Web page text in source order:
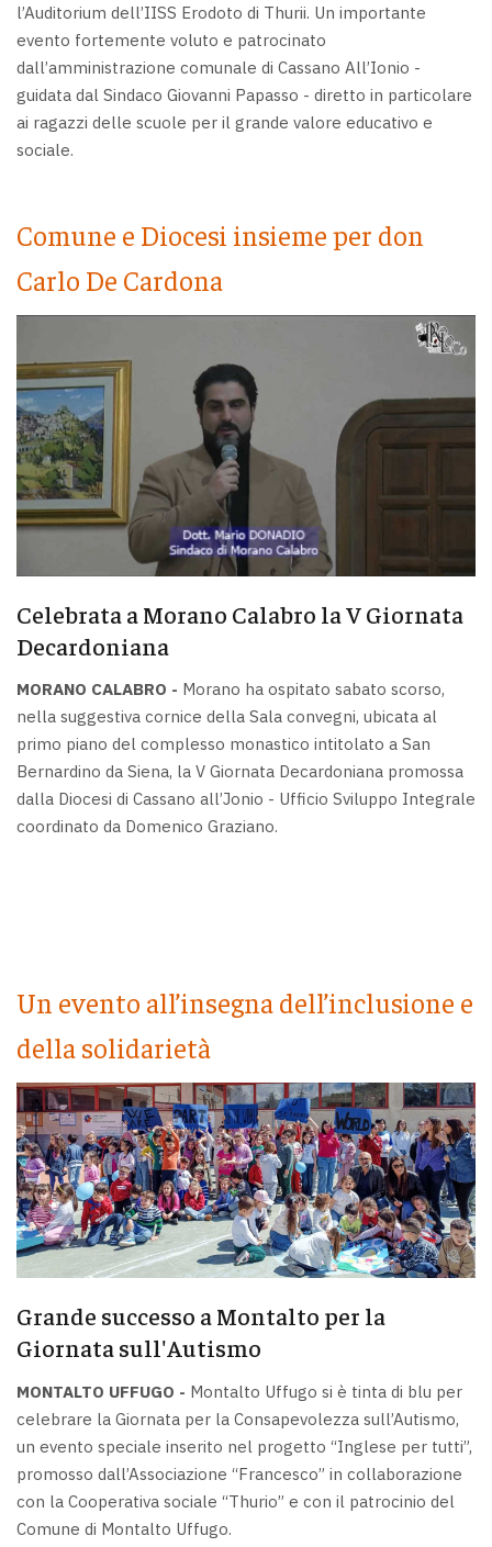
l’Auditorium dell’IISS Erodoto di Thurii. Un importante
evento fortemente voluto e patrocinato
dall’amministrazione comunale di Cassano All’Ionio -
guidata dal Sindaco Giovanni Papasso - diretto in particolare
ai ragazzi delle scuole per il grande valore educativo e
sociale.
Comune e Diocesi insieme per don
Carlo De Cardona
Celebrata a Morano Calabro la V Giornata
Decardoniana
MORANO CALABRO - Morano ha ospitato sabato scorso,
nella suggestiva cornice della Sala convegni, ubicata al
primo piano del complesso monastico intitolato a San
Bernardino da Siena, la V Giornata Decardoniana promossa
dalla Diocesi di Cassano all’Jonio - Ufficio Sviluppo Integrale
coordinato da Domenico Graziano.
Un evento all’insegna dell’inclusione e
della solidarietà
Grande successo a Montalto per la
Giornata sull'Autismo
MONTALTO UFFUGO - Montalto Uffugo si è tinta di blu per
celebrare la Giornata per la Consapevolezza sull’Autismo,
un evento speciale inserito nel progetto “Inglese per tutti”,
promosso dall’Associazione “Francesco” in collaborazione
con la Cooperativa sociale “Thurio” e con il patrocinio del
Comune di Montalto Uffugo.